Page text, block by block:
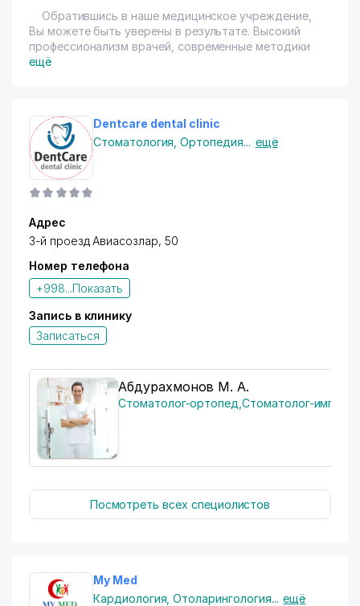
Обратившись в наше медицинское учреждение,
Вы можете быть уверены в результате. Высокий
профессионализм врачей, современные методики
лечения и диагностики помогут надолго сохранить
здоровым.
следующие услуги:
коленных и тазобедренных суставов, удалению
межпозвоночной грыжи, малые урологические и
гинекологические операции.
- Кардиологические заболевания
ещё
Dentcare dental clinic
Стоматология ,Ортопедия... ещё
Адрес
3-й проезд Авиасозлар, 50
Номер телефона
+998...Показать
Запись в клинику
Записаться
Абдурахмонов М. А.
Стоматолог-ортопед ,Стоматолог-
Посмотреть всех специолистов
My Med
Кардиология ,Отоларингология... ещё